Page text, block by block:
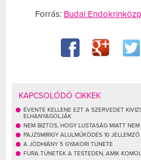
Forrás: Budai
KAPCSOLÓDÓ CIKKEK
ÉVENTE KELLENE EZT A SZERVEDET
ELHANYAGOLJÁK
NEM BIZTOS, HOGY LUSTASÁG MIATT
PAJZSMIRIGY ALULMŰKÖDÉS 10
A JÓDHIÁNY 5 GYAKORI TÜNETE
FURA TÜNETEK A TESTEDEN, AMIK